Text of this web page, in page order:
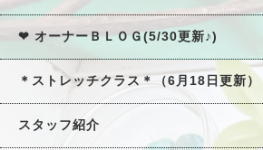
❤ オーナーＢＬＯＧ(5/30更新♪)
＊ストレッチクラス＊（6月18日更新）
スタッフ紹介